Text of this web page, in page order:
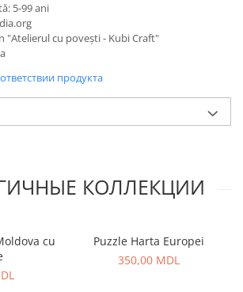
5-99 ani
"Atelierul cu povești - Kubi Craft"
продукта
КОЛЛЕКЦИИ
cu
Puzzle Harta Europei
350,00 MDL